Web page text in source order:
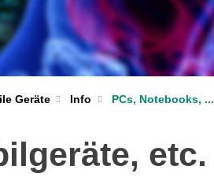
Geräte Info PCs, Notebooks, ...
etc.